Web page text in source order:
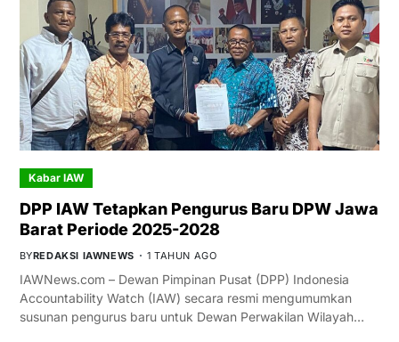
Kabar IAW
DPP IAW Tetapkan Pengurus Baru DPW Jawa
Barat Periode 2025-2028
BYREDAKSI IAWNEWS 1 TAHUN AGO
IAWNews.com – Dewan Pimpinan Pusat (DPP) Indonesia
Accountability Watch (IAW) secara resmi mengumumkan
susunan pengurus baru untuk Dewan Perwakilan Wilayah…